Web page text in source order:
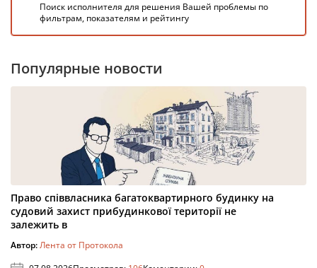
Поиск исполнителя для решения Вашей проблемы по
фильтрам, показателям и рейтингу
Популярные новости
Право співвласника багатоквартирного будинку на
судовий захист прибудинкової території не
залежить в
Автор:Лента от Протокола